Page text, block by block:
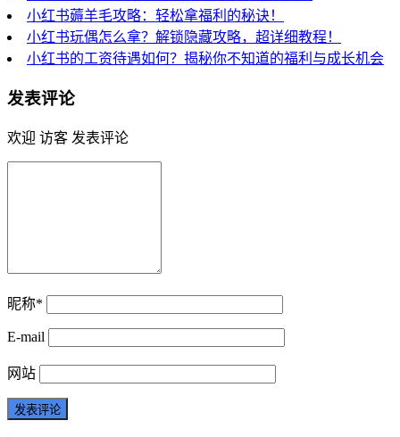
小红书薅羊毛攻略：轻松拿福利的秘诀！
小红书玩偶怎么拿？解锁隐藏攻略，超详细教程！
小红书的工资待遇如何？揭秘你不知道的福利与成长机会
发表评论
欢迎 访客 发表评论
昵称*
E-mail
网站